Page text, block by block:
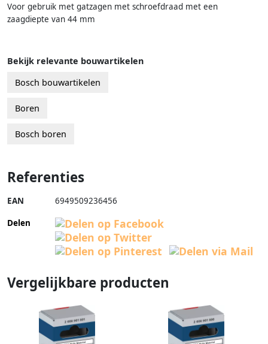
Voor gebruik met gatzagen met schroefdraad met een
zaagdiepte van 44 mm
Bekijk relevante bouwartikelen
Bosch bouwartikelen
Boren
Bosch boren
Referenties
EAN 6949509236456
Delen
Vergelijkbare producten